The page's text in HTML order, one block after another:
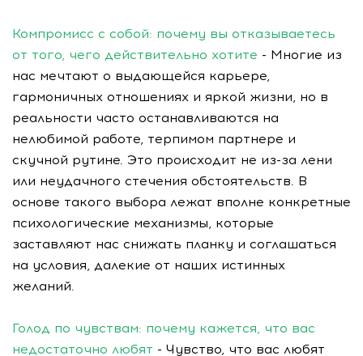
Компромисс с собой: почему вы отказываетесь
от того, чего действительно хотите - Многие из
нас мечтают о выдающейся карьере,
гармоничных отношениях и яркой жизни, но в
реальности часто останавливаются на
нелюбимой работе, терпимом партнере и
скучной рутине. Это происходит не из-за лени
или неудачного стечения обстоятельств. В
основе такого выбора лежат вполне конкретные
психологические механизмы, которые
заставляют нас снижать планку и соглашаться
на условия, далекие от наших истинных
желаний.
Голод по чувствам: почему кажется, что вас
недостаточно любят - Чувство, что вас любят